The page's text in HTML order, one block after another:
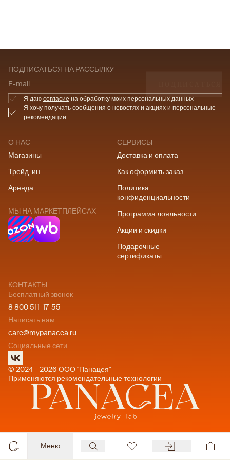
Меню
О НАС
Магазины
Трейд-ин
Аренда
МЫ НА МАРКЕТПЛЕЙСАХ
СЕРВИСЫ
Доставка и оплата
Как оформить заказ
Политика
конфиденциальности
Программа лояльности
Акции и скидки
Подарочные
сертификаты
КОНТАКТЫ
Бесплатный звонок
8 800 511-17-55
Написать нам
care@mypanacea.ru
Социальные сети
© 2024 - 2026 ООО "Панацея"
Применяются рекомендательные технологии
ПОДПИСАТЬСЯ НА РАССЫЛКУ
E-mail
Я даю согласие на обработку моих персональных данных
Я хочу получать сообщения о новостях и акциях и персональные
рекомендации